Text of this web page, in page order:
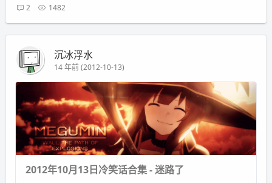
2 1482
沉冰浮水
14 年前 (2012-10-13)
2012年10月13日冷笑话合集 - 迷路了